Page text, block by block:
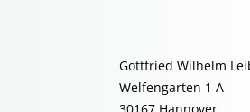
Gottfried Wilhelm
Welfengarten 1 A